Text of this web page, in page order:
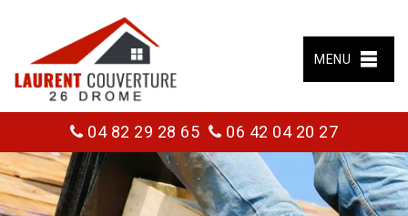
MENU
04 82 29 28 65 06 42 04 20 27